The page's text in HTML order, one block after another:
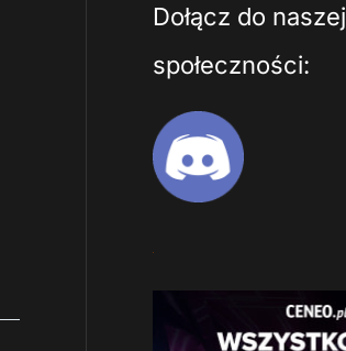
Dołącz do naszej
społeczności: